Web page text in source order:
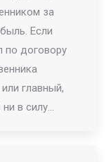
за
Если
по договору
главный,
ни в силу…